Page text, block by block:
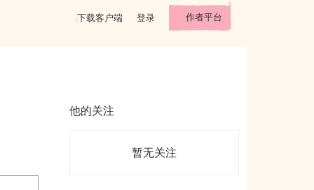
下载客户端 登录 作者平台
他的关注
暂无关注